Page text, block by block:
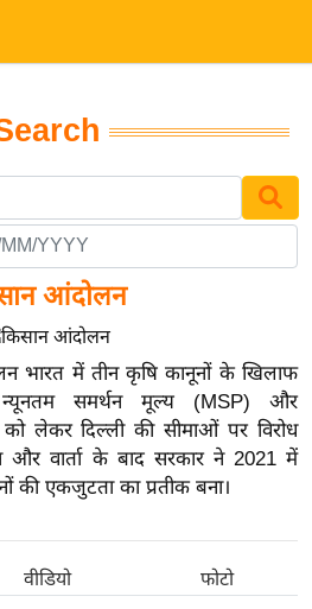
आंदोलन
भारत में तीन कृषि कानूनों के खिलाफ
समर्थन मूल्य (MSP) और
लेकर दिल्ली की सीमाओं पर विरोध
और वार्ता के बाद सरकार ने 2021 में
की एकजुटता का प्रतीक बना।
वीडियो फोटो